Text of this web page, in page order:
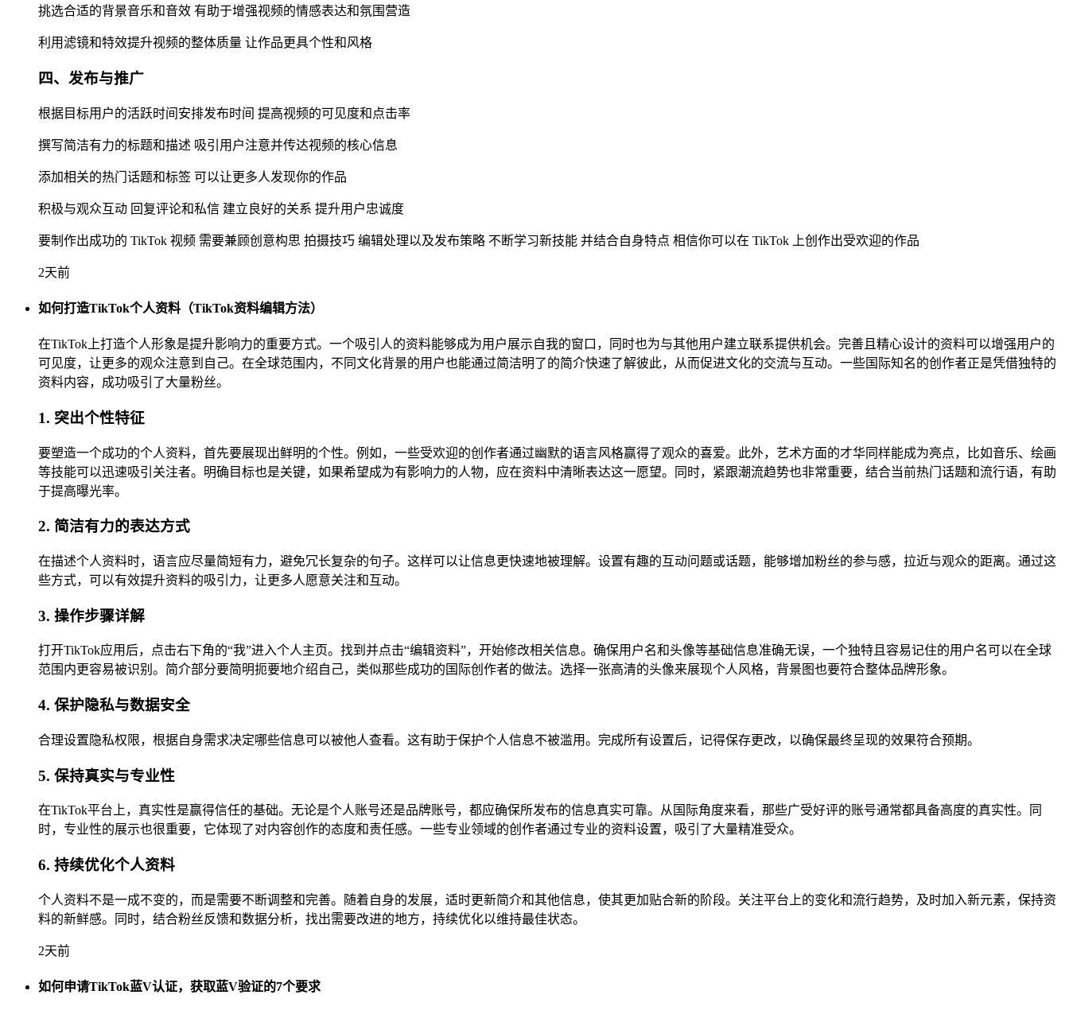
挑选合适的背景音乐和音效 有助于增强视频的情感表达和氛围营造
利用滤镜和特效提升视频的整体质量 让作品更具个性和风格
四、发布与推广
根据目标用户的活跃时间安排发布时间 提高视频的可见度和点击率
撰写简洁有力的标题和描述 吸引用户注意并传达视频的核心信息
添加相关的热门话题和标签 可以让更多人发现你的作品
积极与观众互动 回复评论和私信 建立良好的关系 提升用户忠诚度
要制作出成功的 TikTok 视频 需要兼顾创意构思 拍摄技巧 编辑处理以及发布策略 不断学习新技能 并结合自身特点 相信你可以在 TikTok 上创作出受欢迎的作品
2天前
如何打造TikTok个人资料（TikTok资料编辑方法）
在TikTok上打造个人形象是提升影响力的重要方式。一个吸引人的资料能够成为用户展示自我的窗口，同时也为与其他用户建立联系提供机会。完善且精心设计的资料可以增强用户的
可见度，让更多的观众注意到自己。在全球范围内，不同文化背景的用户也能通过简洁明了的简介快速了解彼此，从而促进文化的交流与互动。一些国际知名的创作者正是凭借独特的
资料内容，成功吸引了大量粉丝。
1. 突出个性特征
要塑造一个成功的个人资料，首先要展现出鲜明的个性。例如，一些受欢迎的创作者通过幽默的语言风格赢得了观众的喜爱。此外，艺术方面的才华同样能成为亮点，比如音乐、绘画
等技能可以迅速吸引关注者。明确目标也是关键，如果希望成为有影响力的人物，应在资料中清晰表达这一愿望。同时，紧跟潮流趋势也非常重要，结合当前热门话题和流行语，有助
于提高曝光率。
2. 简洁有力的表达方式
在描述个人资料时，语言应尽量简短有力，避免冗长复杂的句子。这样可以让信息更快速地被理解。设置有趣的互动问题或话题，能够增加粉丝的参与感，拉近与观众的距离。通过这
些方式，可以有效提升资料的吸引力，让更多人愿意关注和互动。
3. 操作步骤详解
打开TikTok应用后，点击右下角的“我”进入个人主页。找到并点击“编辑资料”，开始修改相关信息。确保用户名和头像等基础信息准确无误，一个独特且容易记住的用户名可以在全球
范围内更容易被识别。简介部分要简明扼要地介绍自己，类似那些成功的国际创作者的做法。选择一张高清的头像来展现个人风格，背景图也要符合整体品牌形象。
4. 保护隐私与数据安全
合理设置隐私权限，根据自身需求决定哪些信息可以被他人查看。这有助于保护个人信息不被滥用。完成所有设置后，记得保存更改，以确保最终呈现的效果符合预期。
5. 保持真实与专业性
在TikTok平台上，真实性是赢得信任的基础。无论是个人账号还是品牌账号，都应确保所发布的信息真实可靠。从国际角度来看，那些广受好评的账号通常都具备高度的真实性。同
时，专业性的展示也很重要，它体现了对内容创作的态度和责任感。一些专业领域的创作者通过专业的资料设置，吸引了大量精准受众。
6. 持续优化个人资料
个人资料不是一成不变的，而是需要不断调整和完善。随着自身的发展，适时更新简介和其他信息，使其更加贴合新的阶段。关注平台上的变化和流行趋势，及时加入新元素，保持资
料的新鲜感。同时，结合粉丝反馈和数据分析，找出需要改进的地方，持续优化以维持最佳状态。
2天前
如何申请TikTok蓝V认证，获取蓝V验证的7个要求